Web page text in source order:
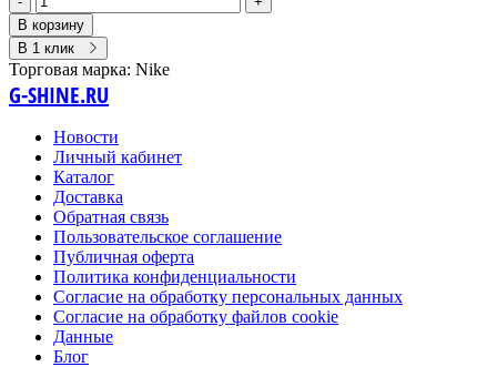
В корзину
В 1 клик
Торговая марка: Nike
G-SHINE.RU
Новости
Личный кабинет
Каталог
Доставка
Обратная связь
Пользовательское соглашение
Публичная оферта
Политика конфиденциальности
Согласие на обработку персональных данных
Согласие на обработку файлов cookie
Данные
Блог